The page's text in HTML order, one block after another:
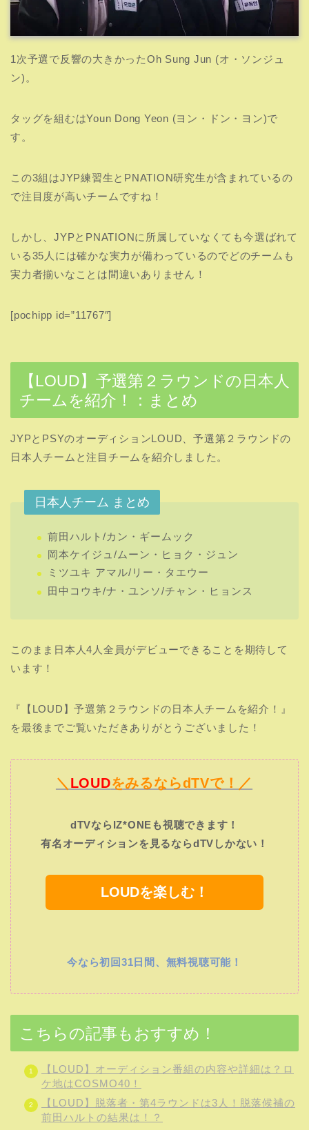
1次予選で反響の大きかったOh Sung Jun (オ・ソンジュ
ン)。
タッグを組むはYoun Dong Yeon (ヨン・ドン・ヨン)で
す。
この3組はJYP練習生とPNATION研究生が含まれているの
で注目度が高いチームですね！
しかし、JYPとPNATIONに所属していなくても今選ばれて
いる35人には確かな実力が備わっているのでどのチームも
実力者揃いなことは間違いありません！
[pochipp id=”11767″]
【LOUD】予選第２ラウンドの日本人
チームを紹介！：まとめ
JYPとPSYのオーディションLOUD、予選第２ラウンドの
日本人チームと注目チームを紹介しました。
日本人チーム まとめ
前田ハルト/カン・ギームック
岡本ケイジュ/ムーン・ヒョク・ジュン
ミツユキ アマル/リー・タエウー
田中コウキ/ナ・ユンソ/チャン・ヒョンス
このまま日本人4人全員がデビューできることを期待して
います！
『【LOUD】予選第２ラウンドの日本人チームを紹介！』
を最後までご覧いただきありがとうございました！
＼ LOUDをみるならdTVで！／
dTVならIZ*ONEも視聴できます！
有名オーディションを見るならdTVしかない！
LOUDを楽しむ！
今なら初回31日間、無料視聴可能！
こちらの記事もおすすめ！
【LOUD】オーディション番組の内容や詳細は？ロ
ケ地はCOSMO40！
【LOUD】脱落者・第4ラウンドは3人！脱落候補の
前田ハルトの結果は！？